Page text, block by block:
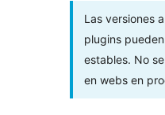
Las versiones
plugins
estables. No
en webs en